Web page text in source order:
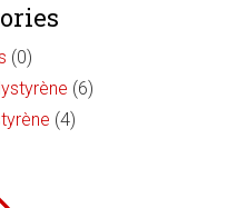
(0)
(6)
(4)